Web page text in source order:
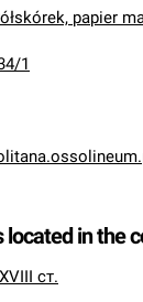
papier
1
located in the
ст.